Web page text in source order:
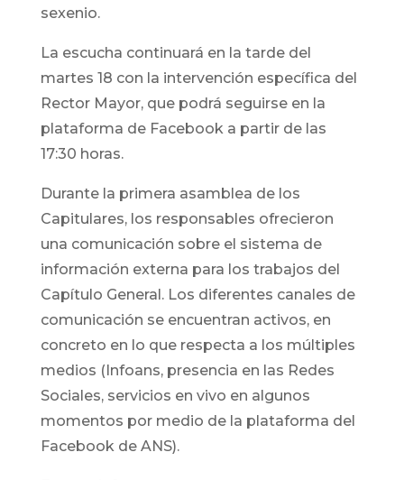
sexenio.
La escucha continuará en la tarde del
martes 18 con la intervención específica del
Rector Mayor, que podrá seguirse en la
plataforma de Facebook a partir de las
17:30 horas.
Durante la primera asamblea de los
Capitulares, los responsables ofrecieron
una comunicación sobre el sistema de
información externa para los trabajos del
Capítulo General. Los diferentes canales de
comunicación se encuentran activos, en
concreto en lo que respecta a los múltiples
medios (Infoans, presencia en las Redes
Sociales, servicios en vivo en algunos
momentos por medio de la plataforma del
Facebook de ANS).